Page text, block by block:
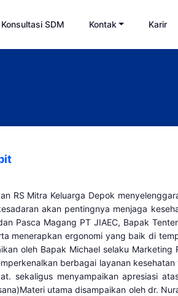
Konsultasi SDM Kontak Karir
RS Mitra Keluarga Depok
akan pentingnya menjaga
Pasca Magang PT JIAEC, Bapak
menerapkan ergonomi yang baik di
oleh Bapak Michael selaku Marketing
berbagai layanan
sekaligus menyampaikan apresiasi
utama disampaikan oleh dr.